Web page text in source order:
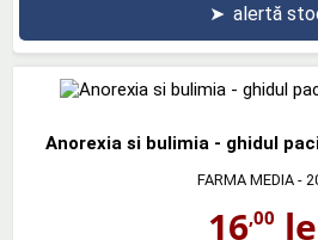
➤ alertă
Anorexia si bulimia - ghidul
FARMA MEDIA-
16,00